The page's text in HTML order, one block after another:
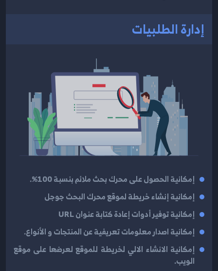
إدارة الطلبيات
إمكانية الحصول على محرك بحث ملائم بنسبة 100%.
إمكانية إنشاء خريطة لموقع محرك البحث جوجل
إمكانية توفير أدوات إعادة كتابة عنوان URL
إمكانية اصدار معلومات تعريفية عن المنتجات و الأنواع.
إمكانية الانشاء الالي لخريطة للموقع لعرضها على موقع
الويب.